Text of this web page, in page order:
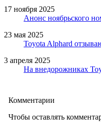
17 ноября 2025
Анонс ноябрьского
23 мая 2025
Toyota Alphard
3 апреля 2025
На внедорожниках
Комментарии
Чтобы оставлять